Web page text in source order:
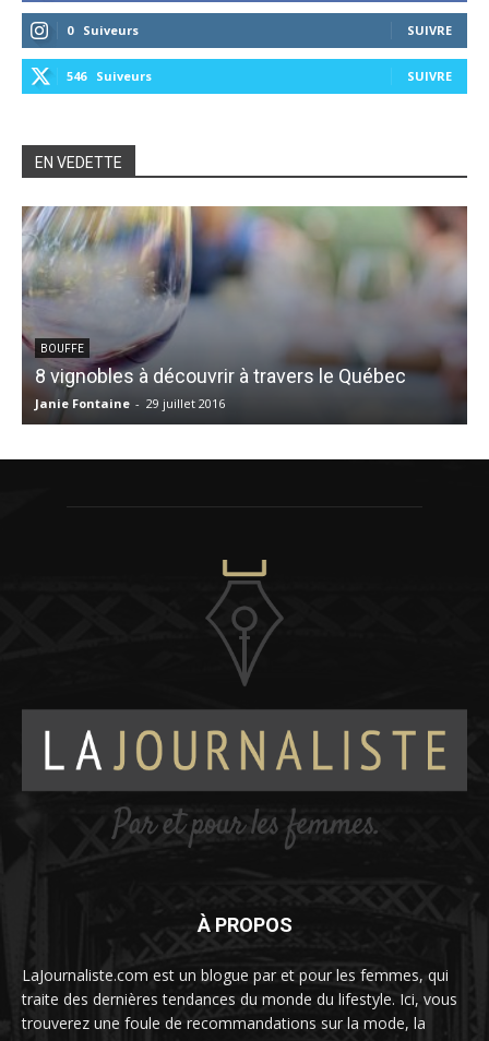
0 Suiveurs SUIVRE
546 Suiveurs SUIVRE
EN VEDETTE
BOUFFE
8 vignobles à découvrir à travers le Québec
Janie Fontaine - 29 juillet 2016
À PROPOS
LaJournaliste.com est un blogue par et pour les femmes, qui
traite des dernières tendances du monde du lifestyle. Ici, vous
trouverez une foule de recommandations sur la mode, la